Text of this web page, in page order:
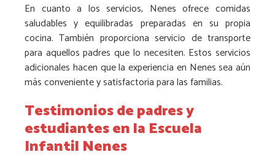
En cuanto a los servicios, Nenes ofrece comidas
saludables y equilibradas preparadas en su propia
cocina. También proporciona servicio de transporte
para aquellos padres que lo necesiten. Estos servicios
adicionales hacen que la experiencia en Nenes sea aún
más conveniente y satisfactoria para las familias.
Testimonios de padres y
estudiantes en la Escuela
Infantil Nenes